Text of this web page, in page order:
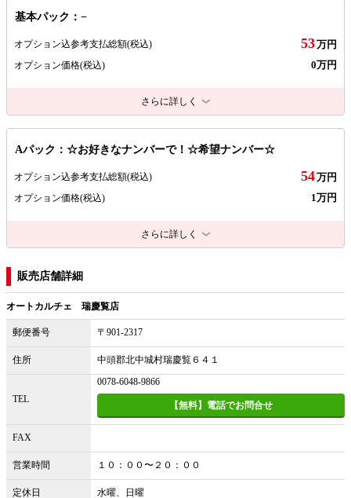
基本パック：−
オプション込参考支払総額(税込) 53万円
オプション価格(税込) 0万円
さらに詳しく
Aパック：☆お好きなナンバーで！☆希望ナンバー☆
オプション込参考支払総額(税込) 54万円
オプション価格(税込) 1万円
さらに詳しく
販売店舗詳細
オートカルチェ 瑞慶覧店
郵便番号 〒901-2317
住所 中頭郡北中城村瑞慶覧６４１
TEL
0078-6048-9866
【無料】電話でお問合せ
FAX
営業時間 １０：００〜２０：００
定休日 水曜、日曜